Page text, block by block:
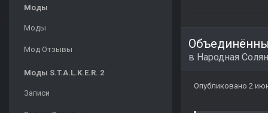
Моды
Моды
Мод Отзывы
Моды S.T.A.L.K.E.R. 2
Записи
в Народная
Опубликовано 2